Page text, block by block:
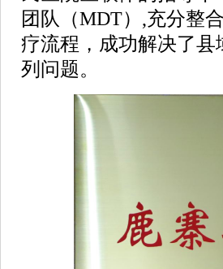
团队（MDT）,充分整
疗流程，成功解决了
列问题。